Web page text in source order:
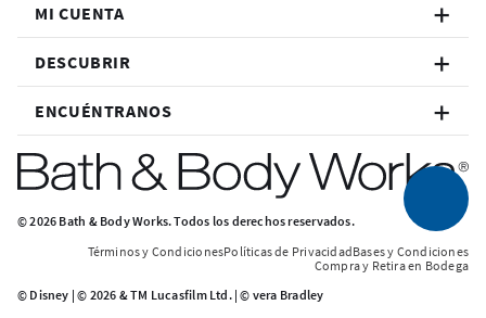
MI CUENTA
DESCUBRIR
ENCUÉNTRANOS
© 2026 Bath & Body Works. Todos los derechos reservados.
Términos y CondicionesPolíticas de PrivacidadBases y Condiciones
Compra y Retira en Bodega
© Disney | © 2026 & TM Lucasfilm Ltd. | © vera Bradley